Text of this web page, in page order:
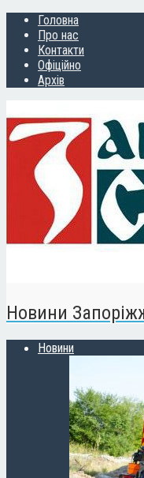
Головна
Про нас
Контакти
Офіційно
Архів
Новини
Новини